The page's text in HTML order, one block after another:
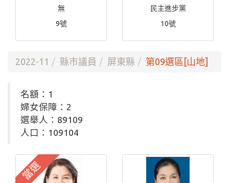
無
9號
民主進步黨
10號
2022-11 縣市議員 屏東縣 第09選區[山地]
名額：1
婦女保障：2
選舉人：89109
人口：109104
當選